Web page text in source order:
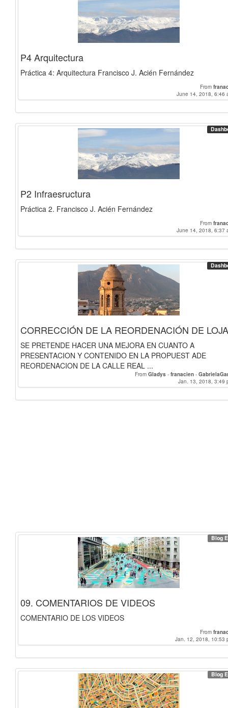
P4 Arquitectura
Práctica 4: Arquitectura Francisco J. Acién Fernández
From
June 14, 2018, 6:46
P2 Infraesructura
Práctica 2. Francisco J. Acién Fernández
From
June 14, 2018, 6:37
CORRECCIÓN DE LA REORDENACIÓN DE LOJA
SE PRETENDE HACER UNA MEJORA EN CUANTO A
PRESENTACION Y CONTENIDO EN LA PROPUEST ADE
REORDENACION DE LA CALLE REAL ...
From Gladys - franacien -
Jan. 13, 2018, 3:49
Blog
09. COMENTARIOS DE VIDEOS
COMENTARIO DE LOS VIDEOS
From
Jan. 12, 2018, 10:53
Blog